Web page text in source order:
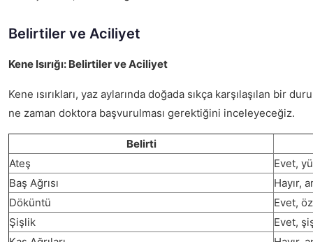
Belirtiler ve Aciliyet
Kene Isırığı: Belirtiler ve Aciliyet
Kene ısırıkları, yaz aylarında doğada sıkça karşılaşılan
ne zaman doktora başvurulması gerektiğini inceleyeceğiz.
Belirti
Ateş
Evet,
Baş Ağrısı
Hayır,
Döküntü
Evet,
Şişlik
Evet,